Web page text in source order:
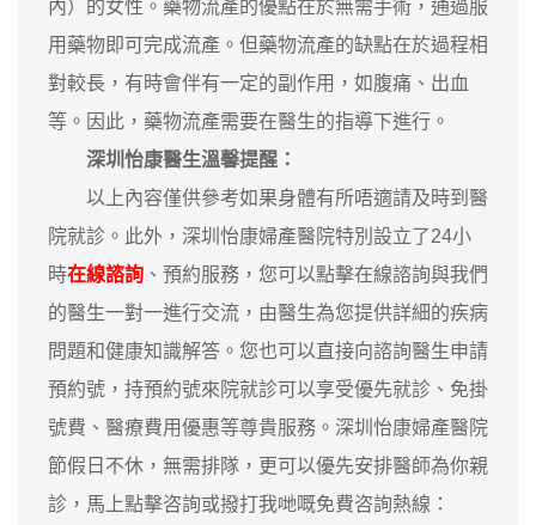
內）的女性。藥物流產的優點在於無需手術，通過服
用藥物即可完成流產。但藥物流產的缺點在於過程相
對較長，有時會伴有一定的副作用，如腹痛、出血
等。因此，藥物流產需要在醫生的指導下進行。
深圳怡康醫生溫馨提醒：
以上內容僅供參考如果身體有所唔適請及時到醫
院就診。此外，深圳怡康婦產醫院特別設立了24小
時在線諮詢 、預約服務，您可以點擊在線諮詢與我們
的醫生一對一進行交流，由醫生為您提供詳細的疾病
問題和健康知識解答。您也可以直接向諮詢醫生申請
預約號，持預約號來院就診可以享受優先就診、免掛
號費、醫療費用優惠等尊貴服務。深圳怡康婦產醫院
節假日不休，無需排隊，更可以優先安排醫師為你親
診，馬上點擊咨詢或撥打我哋嘅免費咨詢熱線：